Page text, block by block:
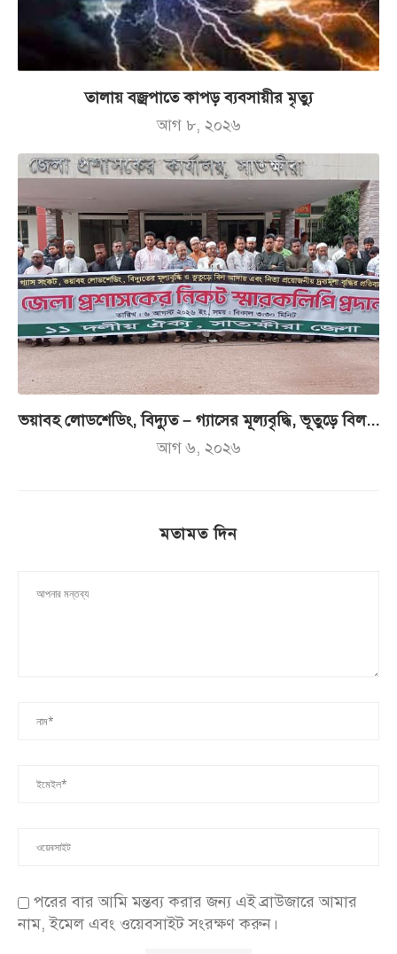
তালায় বজ্রপাতে কাপড় ব্যবসায়ীর মৃত্যু
আগ ৮, ২০২৬
ভয়াবহ লোডশেডিং, বিদ্যুত – গ্যাসের মূল্যবৃদ্ধি, ভূতুড়ে বিল...
আগ ৬, ২০২৬
মতামত দিন
পরের বার আমি মন্তব্য করার জন্য এই ব্রাউজারে আমার
নাম, ইমেল এবং ওয়েবসাইট সংরক্ষণ করুন।